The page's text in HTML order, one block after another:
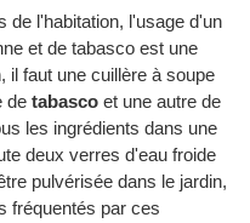
de l'habitation, l'usage d'un
et de tabasco est une
il faut une cuillère à soupe
de tabasco et une autre de
les ingrédients dans une
deux verres d'eau froide
pulvérisée dans le jardin,
fréquentés par ces